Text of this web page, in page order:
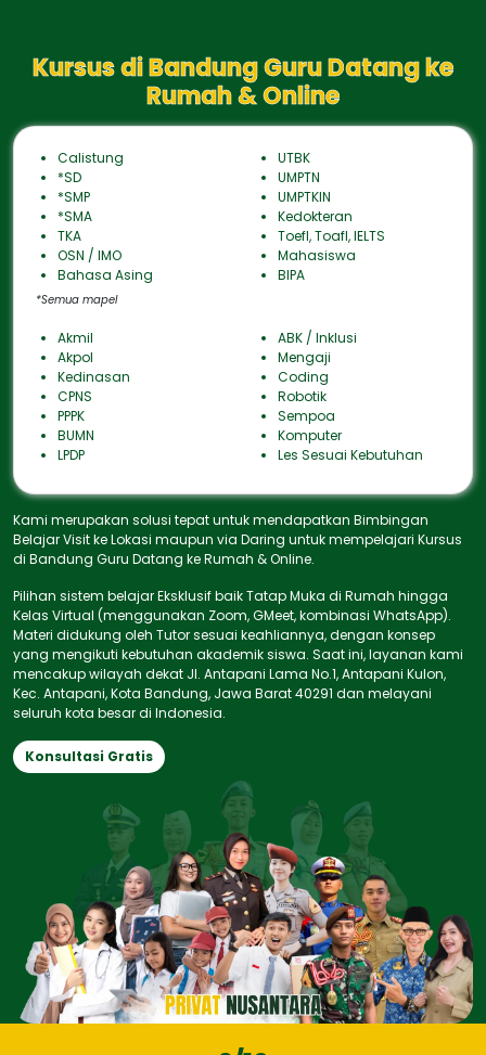
Kursus di Bandung Guru Datang ke
Rumah & Online
Calistung
*SD
*SMP
*SMA
TKA
OSN / IMO
Bahasa Asing
*Semua mapel
UTBK
UMPTN
UMPTKIN
Kedokteran
Toefl, Toafl, IELTS
Mahasiswa
BIPA
Akmil
Akpol
Kedinasan
CPNS
PPPK
BUMN
LPDP
ABK / Inklusi
Mengaji
Coding
Robotik
Sempoa
Komputer
Les Sesuai Kebutuhan
Kami merupakan solusi tepat untuk mendapatkan Bimbingan
Belajar Visit ke Lokasi maupun via Daring untuk mempelajari Kursus
di Bandung Guru Datang ke Rumah & Online.
Pilihan sistem belajar Eksklusif baik Tatap Muka di Rumah hingga
Kelas Virtual (menggunakan Zoom, GMeet, kombinasi WhatsApp).
Materi didukung oleh Tutor sesuai keahliannya, dengan konsep
yang mengikuti kebutuhan akademik siswa. Saat ini, layanan kami
mencakup wilayah dekat Jl. Antapani Lama No.1, Antapani Kulon,
Kec. Antapani, Kota Bandung, Jawa Barat 40291 dan melayani
seluruh kota besar di Indonesia.
Konsultasi Gratis